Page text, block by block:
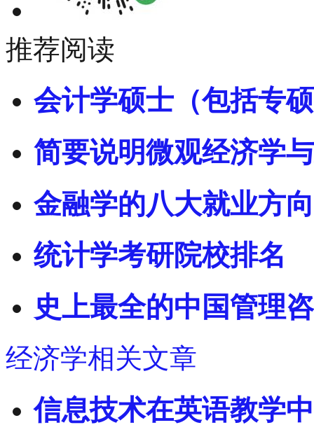
推荐阅读
会计学硕士（包括专
简要说明微观经济学
金融学的八大就业方
统计学考研院校排名
史上最全的中国管理
经济学相关文章
信息技术在英语教学